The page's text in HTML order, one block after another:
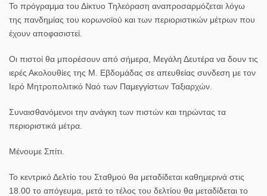
Το πρόγραμμα του Δίκτυο Τηλεόραση αναπροσαρμόζεται λόγω
της πανδημίας του κορωνοϊού και των περιοριστικών μέτρων που
έχουν αποφασιστεί.
Οι πιστοί θα μπορέσουν από σήμερα, Μεγάλη Δευτέρα να δουν τις
ιερές Ακολουθίες της Μ. Εβδομάδας σε απευθείας συνδεση με τον
Ιερό Μητροπολιτικό Ναό των Παμεγγίστων Ταξιαρχών.
Συναισθανόμενοι την ανάγκη των πιστών και τηρώντας τα
περιοριστικά μέτρα.
Μένουμε Σπίτι.
Το κεντρικό Δελτίο του Σταθμού θα μεταδίδεται καθημερινά στις
18.00 το απόγευμα , μετά το τέλος του δελτίου θα μεταδίδεται το